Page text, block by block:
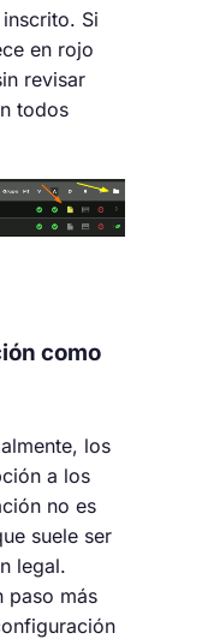
Si
en rojo
revisar
todos
como
los
a los
no es
suele ser
legal.
paso más